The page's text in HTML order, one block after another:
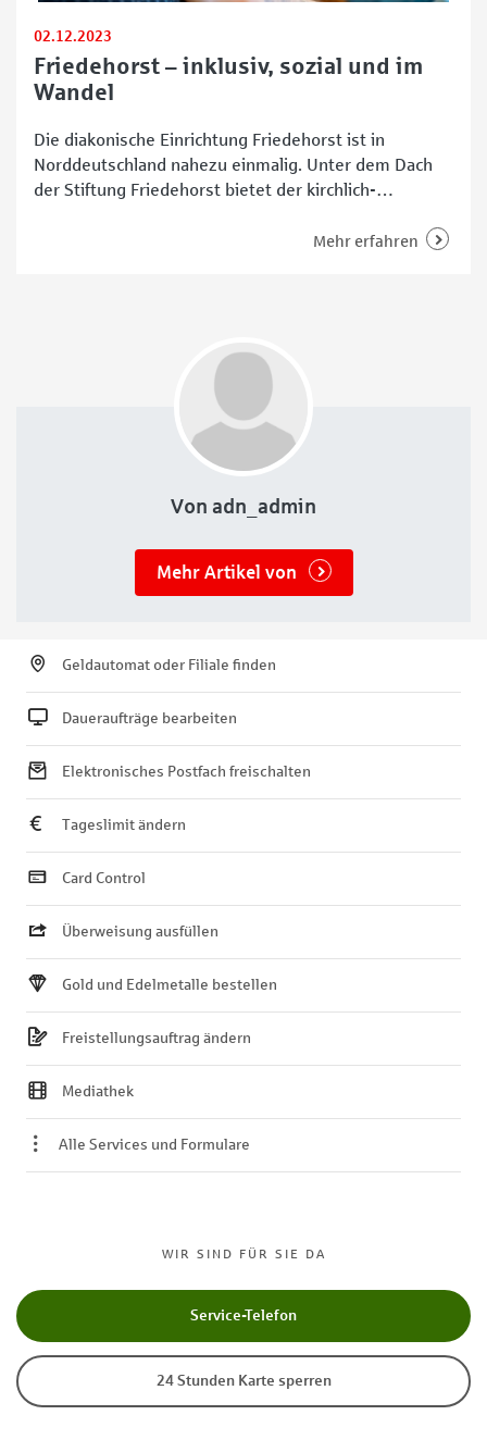
02.12.2023
Friedehorst – inklusiv, sozial und im
Wandel
Die diakonische Einrichtung Friedehorst ist in
Norddeutschland nahezu einmalig. Unter dem Dach
der Stiftung Friedehorst bietet der kirchlich-
und Förderung für ältere Menschen, Pflegebedürftige
weitläufigen Gelände im Stadtteil
Mehr erfahren
Von adn_admin
Mehr Artikel von
WIR SIND FÜR SIE DA
Service-Telefon
24 Stunden Karte sperren
Geldautomat oder Filiale finden
Daueraufträge bearbeiten
Elektronisches Postfach freischalten
Tageslimit ändern
Card Control
Überweisung ausfüllen
Gold und Edelmetalle bestellen
Freistellungsauftrag ändern
Mediathek
Alle Services und Formulare